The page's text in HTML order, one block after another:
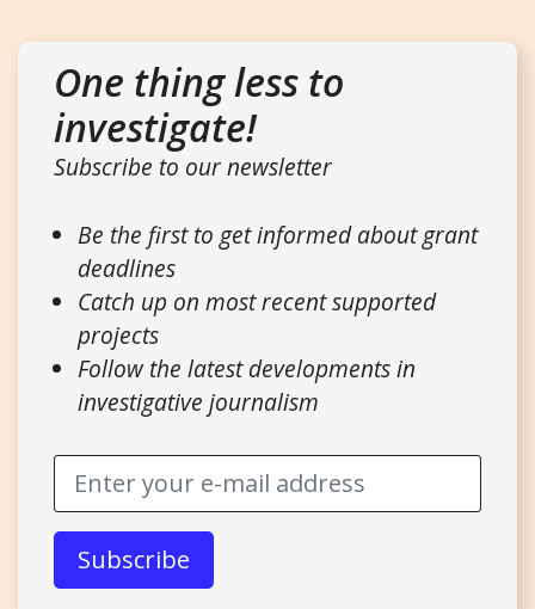
One thing less to
investigate!
Subscribe to our newsletter
Be the first to get informed about grant
deadlines
Catch up on most recent supported
projects
Follow the latest developments in
investigative journalism